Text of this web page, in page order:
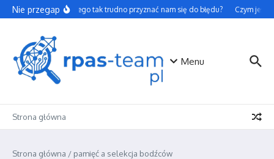
Przejdź do treści
Nie przegapDlaczego tak trudno przyznać nam się do błędu? Czym jest
Menu
Strona główna
Strona główna / pamięć a selekcja bodźców